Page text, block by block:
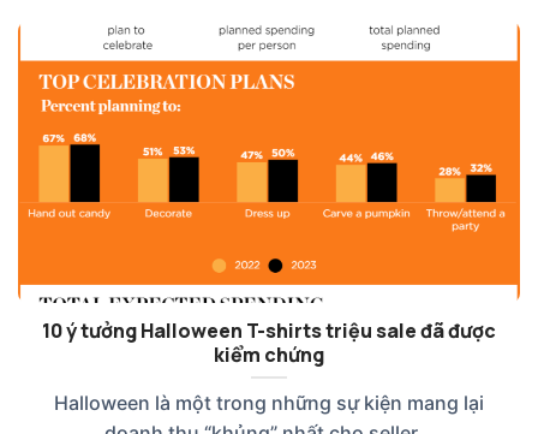
10 ý tưởng Halloween T-shirts triệu sale đã được
kiểm chứng
Halloween là một trong những sự kiện mang lại